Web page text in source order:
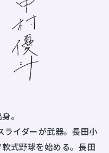
。
イダーが武器。長田小
式野球を始める。長田